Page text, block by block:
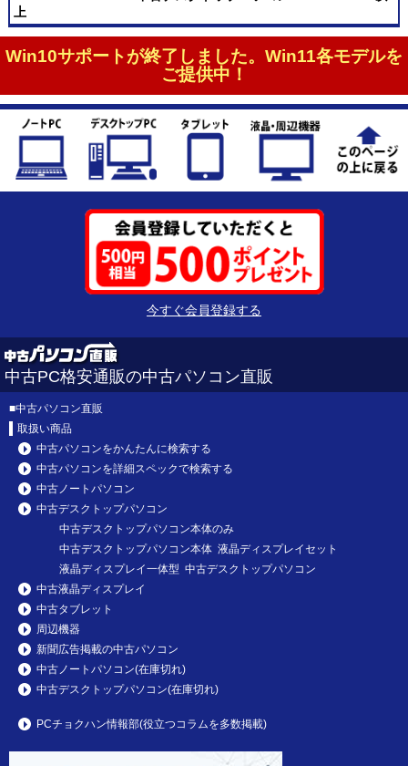
上
Win10サポートが終了しました。Win11各モデルを
ご提供中！
今すぐ会員登録する
中古PC格安通販の中古パソコン直販
■中古パソコン直販
取扱い商品
中古パソコンをかんたんに検索する
中古パソコンを詳細スペックで検索する
中古ノートパソコン
中古デスクトップパソコン
中古デスクトップパソコン本体のみ
中古デスクトップパソコン本体 液晶ディスプレイセット
液晶ディスプレイ一体型 中古デスクトップパソコン
中古液晶ディスプレイ
中古タブレット
周辺機器
新聞広告掲載の中古パソコン
中古ノートパソコン(在庫切れ)
中古デスクトップパソコン(在庫切れ)
PCチョクハン情報部(役立つコラムを多数掲載)